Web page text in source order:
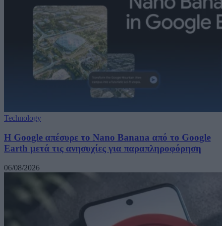
Technology
Η Google απέσυρε το Nano Banana από το Google
Earth μετά τις ανησυχίες για παραπληροφόρηση
06/08/2026